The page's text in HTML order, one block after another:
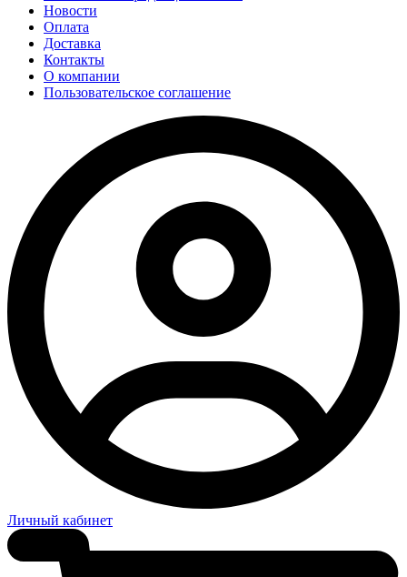
Новости
Оплата
Доставка
Контакты
О компании
Пользовательское соглашение
Личный кабинет